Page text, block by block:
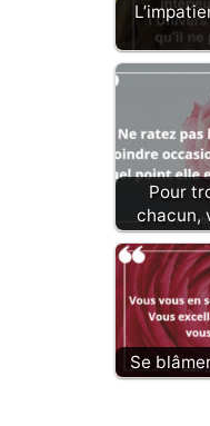
Pour
chacun,
Se